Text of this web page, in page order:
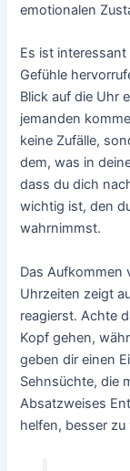
emotionalen
Es ist
Gefühle
Blick auf die Uhr
jemanden
keine Zufälle,
dem, was in
dass du dich
wichtig ist, den
wahrnimmst.
Das Aufkommen
Uhrzeiten zeigt
reagierst. Achte
Kopf gehen,
geben dir einen
Sehnsüchte, die
Absatzweises
helfen, besser